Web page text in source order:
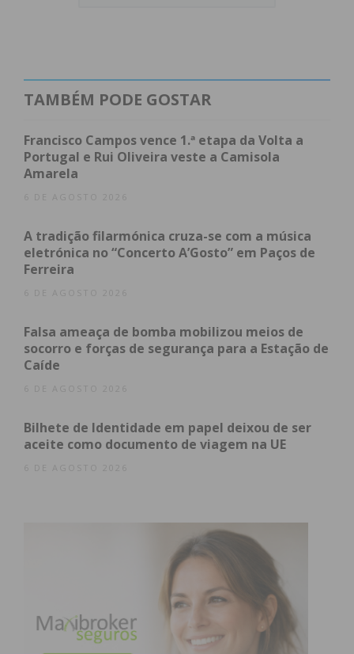
para indicar a direção e a intensidade do vento,
aéreos. A sua correta sinalização permite
abordagens mais seguras e eficazes, otimizando os
lançamentos de água e garantindo maior proteção
às populações e ao território.
município em reforçar os meios de prevenção e
resposta a incêndios rurais, com especial atenção
Subscreva a newsletter do
Assine nossa newsletter por e-mail e
obtenha de forma regular a informação
Eu li e concordo com os
termos e
condições
TAMBÉM PODE GOSTAR
Francisco Campos vence 1.ª etapa da Volta a
Portugal e Rui Oliveira veste a Camisola
Amarela
6 DE AGOSTO 2026
A tradição filarmónica cruza-se com a música
eletrónica no “Concerto A’Gosto” em Paços de
Ferreira
6 DE AGOSTO 2026
Falsa ameaça de bomba mobilizou meios de
socorro e forças de segurança para a Estação de
Caíde
6 DE AGOSTO 2026
Bilhete de Identidade em papel deixou de ser
aceite como documento de viagem na UE
6 DE AGOSTO 2026